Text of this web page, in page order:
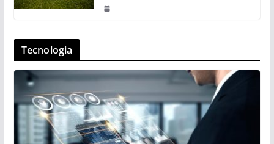
Tecnologia